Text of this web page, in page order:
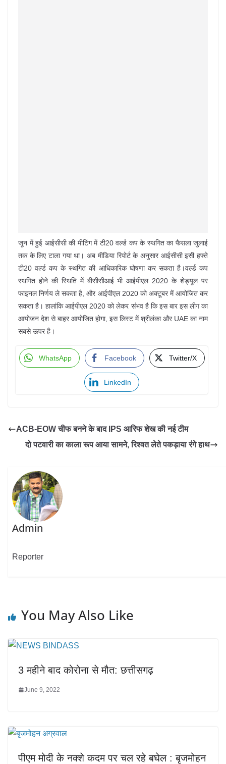
जून में हुई आईसीसी की मीटिंग में टी20 वर्ल्ड कप के स्थगित का फैसला जुलाई
तक के लिए टाला गया था। अब मीडिया रिपोर्ट के अनुसार आईसीसी इसी हफ्ते
टी20 वर्ल्ड कप के स्थगित की आधिकारिक घोषणा कर सकता है।वर्ल्ड कप
स्थगित होने की स्थिति में बीसीसीआई भी आईपीएल 2020 के शेड्यूल पर
फाइनल निर्णय ले सकता है, और आईपीएल 2020 को अक्टूबर में आयोजित कर
सकता है। हालांकि आईपीएल 2020 को लेकर संभव है कि इस बार इस लीग का
आयोजन देश से बाहर आयोजित होगा, इस लिस्ट में श्रीलंका और UAE का नाम
सबसे ऊपर है।
WhatsApp Facebook Twitter/X
LinkedIn
ACB-EOW चीफ बनने के बाद IPS आरिफ शेख की नई टीम
दो पटवारी का काला रूप आया सामने, रिश्वत लेते पकड़ाया रंगे हाथ
Admin
Reporter
You May Also Like
3 महीने बाद कोरोना से मौत: छत्तीसगढ़
June 9, 2022
पीएम मोदी के नक्शे कदम पर चल रहे बघेल : बृजमोहन